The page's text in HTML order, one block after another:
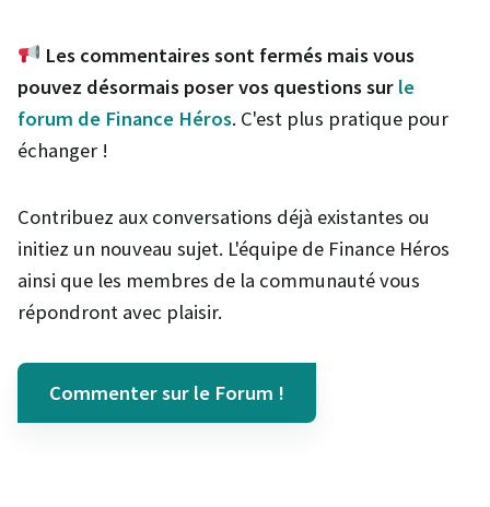
Les commentaires sont fermés mais vous
pouvez désormais poser vos questions sur le
forum de Finance Héros. C'est plus pratique pour
échanger !
Contribuez aux conversations déjà existantes ou
initiez un nouveau sujet. L'équipe de Finance Héros
ainsi que les membres de la communauté vous
répondront avec plaisir.
Commenter sur le Forum !